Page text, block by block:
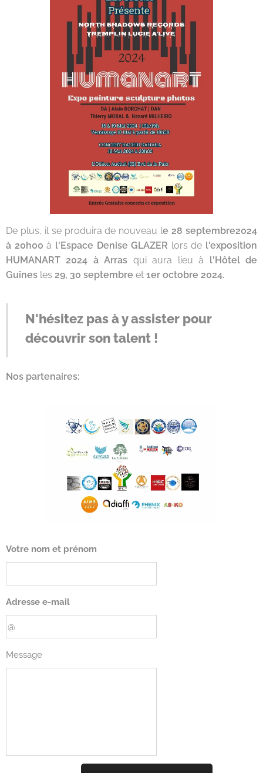
De plus, il se produira de nouveau le 28 septembre2024
à 20h00à l'Espace Denise GLAZER lors de l'exposition
HUMANART 2024 à Arras qui aura lieu à l'Hôtel de
Guînes les 29, 30 septembre et 1er octobre 2024.
N'hésitez pas à y assister pour
découvrir son talent !
Nos partenaires:
Votre nom et prénom
Adresse e-mail
Message